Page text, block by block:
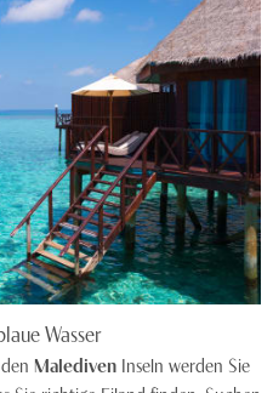
Wasser
Malediven Inseln werden Sie